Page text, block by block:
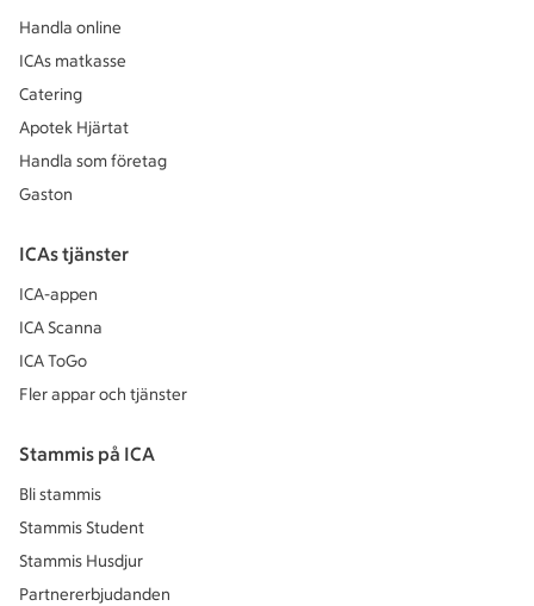
Handla online
ICAs matkasse
Catering
Apotek Hjärtat
Handla som företag
Gaston
ICAs tjänster
ICA-appen
ICA Scanna
ICA ToGo
Fler appar och tjänster
Stammis på ICA
Bli stammis
Stammis Student
Stammis Husdjur
Partnererbjudanden